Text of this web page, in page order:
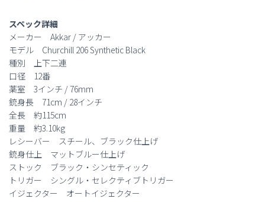
スペック詳細
メーカー Akkar / アッカー
モデル Churchill 206 Synthetic Black
種別 上下二連
口径 12番
薬室 3インチ / 76mm
銃身長 71cm / 28インチ
全長 約115cm
重量 約3.10kg
レシーバー スチール、ブラック仕上げ
銃身仕上 マットブルー仕上げ
ストック ブラック・シンセティック
トリガー シングル・セレクティブトリガー
イジェクター オートイジェクター